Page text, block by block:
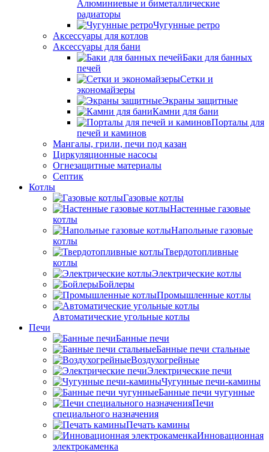
Алюминиевые и биметаллические
радиаторы
Чугунные ретро
Аксессуары для котлов
Аксессуары для бани
Баки для банных
печей
Сетки и
экономайзеры
Экраны защитные
Камни для бани
Порталы для
печей и каминов
Мангалы, грили, печи под казан
Циркуляционные насосы
Огнезащитные материалы
Септик
Котлы
Газовые котлы
Настенные газовые
котлы
Напольные газовые
котлы
Твердотопливные
котлы
Электрические котлы
Бойлеры
Промышленные котлы
Автоматические угольные котлы
Печи
Банные печи
Банные печи стальные
Воздухогрейные
Электрические печи
Чугунные печи-камины
Банные печи чугунные
Печи
специального назначения
Печать камины
Инновационная
электрокаменка